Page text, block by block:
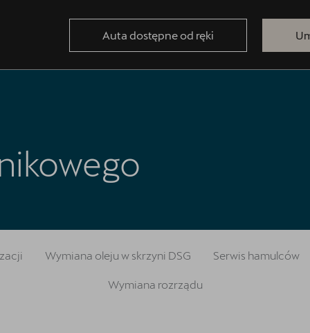
Auta dostępne od ręki
Wymiana oleju w skrzyni DSG Serwis hamulców
Wymiana rozrządu